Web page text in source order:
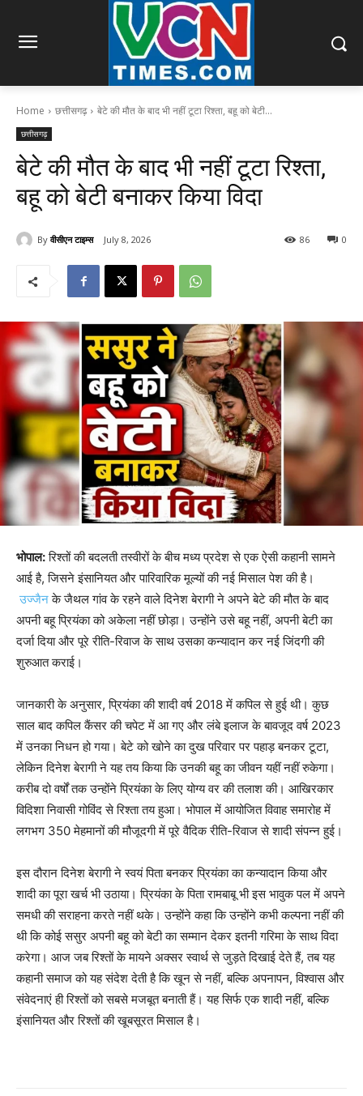
Home छत्तीसगढ़ बेटे की मौत के बाद भी नहीं टूटा रिश्ता, बहू को बेटी...
छत्तीसगढ़
बेटे की मौत के बाद भी नहीं टूटा रिश्ता,
बहू को बेटी बनाकर किया विदा
By वीसीएन टाइम्स July 8, 2026 0
86
भोपाल:रिश्तों की बदलती तस्वीरों के बीच मध्य प्रदेश से एक ऐसी कहानी सामने
आई है, जिसने इंसानियत और पारिवारिक मूल्यों की नई मिसाल पेश की है।
उज्जैनके जैथल गांव के रहने वाले दिनेश बेरागी ने अपने बेटे की मौत के बाद
अपनी बहू प्रियंका को अकेला नहीं छोड़ा। उन्होंने उसे बहू नहीं, अपनी बेटी का
दर्जा दिया और पूरे रीति-रिवाज के साथ उसका कन्यादान कर नई जिंदगी की
शुरुआत कराई।
जानकारी के अनुसार, प्रियंका की शादी वर्ष 2018 में कपिल से हुई थी। कुछ
साल बाद कपिल कैंसर की चपेट में आ गए और लंबे इलाज के बावजूद वर्ष 2023
में उनका निधन हो गया। बेटे को खोने का दुख परिवार पर पहाड़ बनकर टूटा,
लेकिन दिनेश बेरागी ने यह तय किया कि उनकी बहू का जीवन यहीं नहीं रुकेगा।
करीब दो वर्षों तक उन्होंने प्रियंका के लिए योग्य वर की तलाश की। आखिरकार
विदिशा निवासी गोविंद से रिश्ता तय हुआ। भोपाल में आयोजित विवाह समारोह में
लगभग 350 मेहमानों की मौजूदगी में पूरे वैदिक रीति-रिवाज से शादी संपन्न हुई।
इस दौरान दिनेश बेरागी ने स्वयं पिता बनकर प्रियंका का कन्यादान किया और
शादी का पूरा खर्च भी उठाया। प्रियंका के पिता रामबाबू भी इस भावुक पल में अपने
समधी की सराहना करते नहीं थके। उन्होंने कहा कि उन्होंने कभी कल्पना नहीं की
थी कि कोई ससुर अपनी बहू को बेटी का सम्मान देकर इतनी गरिमा के साथ विदा
करेगा। आज जब रिश्तों के मायने अक्सर स्वार्थ से जुड़ते दिखाई देते हैं, तब यह
कहानी समाज को यह संदेश देती है कि खून से नहीं, बल्कि अपनापन, विश्वास और
संवेदनाएं ही रिश्तों को सबसे मजबूत बनाती हैं। यह सिर्फ एक शादी नहीं, बल्कि
इंसानियत और रिश्तों की खूबसूरत मिसाल है।